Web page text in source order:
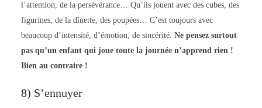
l’attention, de la persévérance… Qu’ils jouent avec des cubes, des
figurines, de la dînette, des poupées… C’est toujours avec
beaucoup d’intensité, d’émotion, de sincérité. Ne pensez surtout
pas qu’un enfant qui joue toute la journée n’apprend rien !
Bien au contraire !
8) S’ennuyer